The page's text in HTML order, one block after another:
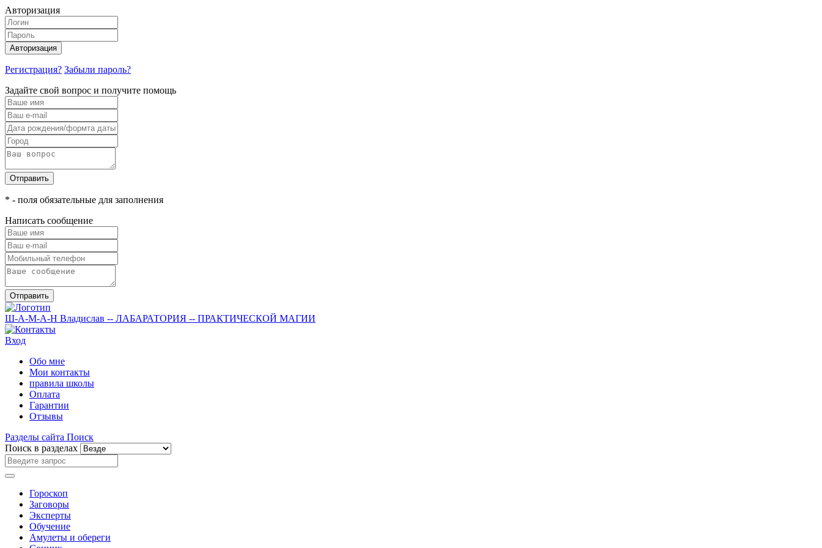
Авторизация
Авторизация
Регистрация? Забыли пароль?
Задайте свой вопрос и получите помощь
Отправить
* - поля обязательные для заполнения
Написать сообщение
Отправить
Ш-А-М-А-Н Владислав -- ЛАБАРАТОРИЯ -- ПРАКТИЧЕСКОЙ МАГИИ
Вход
Обо мне
Мои контакты
правила школы
Оплата
Гарантии
Отзывы
Разделы сайта Поиск
Поиск в разделах
Гороскоп
Заговоры
Эксперты
Обучение
Амулеты и обереги